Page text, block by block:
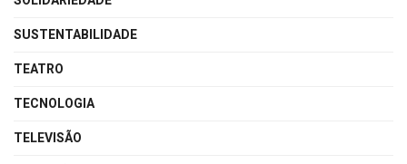
SUSTENTABILIDADE
TEATRO
TECNOLOGIA
TELEVISÃO